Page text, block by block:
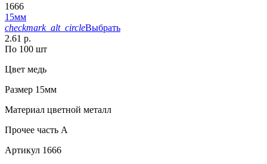
1666
15мм
checkmark_alt_circleВыбрать
2.61 р.
По 100 шт
Цвет медь
Размер 15мм
Материал цветной металл
Прочее часть A
Артикул 1666